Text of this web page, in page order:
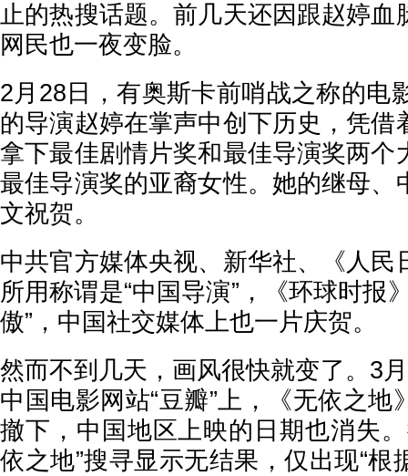
止的热搜话题。前几天还因跟赵婷血
网民也一夜变脸。
2月28日，有奥斯卡前哨战之称的电
的导演赵婷在掌声中创下历史，凭借
拿下最佳剧情片奖和最佳导演奖两个
最佳导演奖的亚裔女性。她的继母、
文祝贺。
中共官方媒体央视、新华社、《人民
所用称谓是“中国导演”，《环球时报
傲”，中国社交媒体上也一片庆贺。
然而不到几天，画风很快就变了。3
中国电影网站“豆瓣”上，《无依之地
撤下，中国地区上映的日期也消失
依之地”搜寻显示无结果，仅出现“根